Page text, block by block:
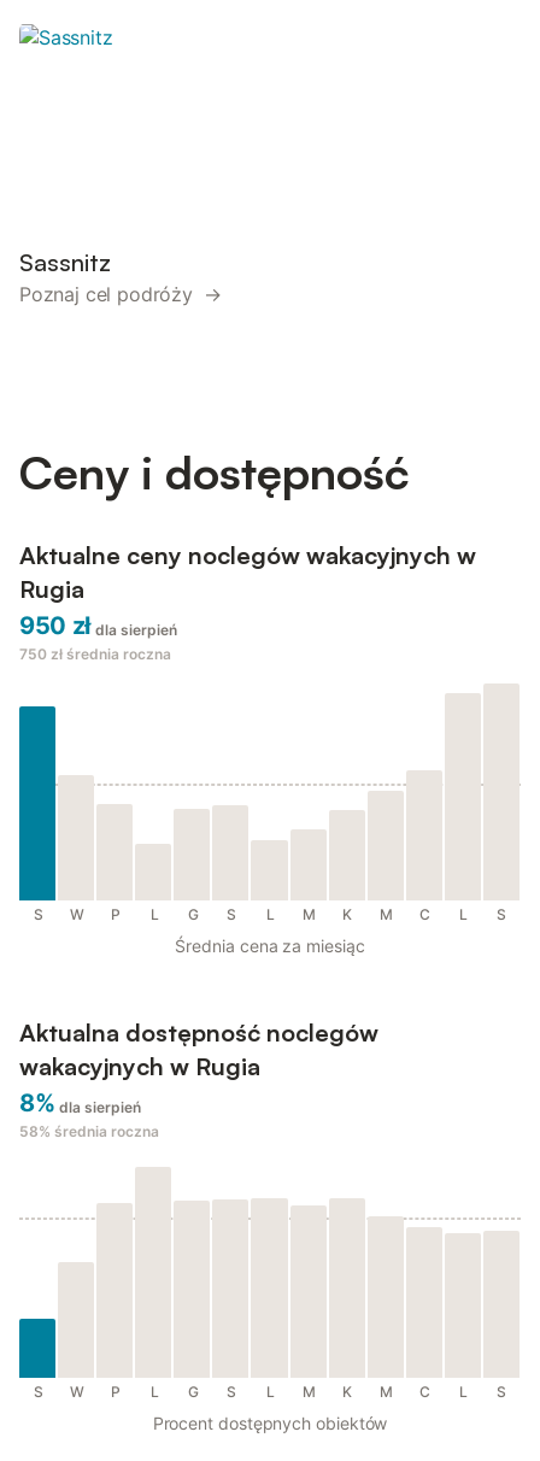
Sassnitz
Poznaj cel podróży →
Ceny i dostępność
Aktualne ceny noclegów wakacyjnych w
Rugia
950 zł dla sierpień
750 zł średnia roczna
S W P L G S L M K M C L S
Średnia cena za miesiąc
Aktualna dostępność noclegów
wakacyjnych w Rugia
8% dla sierpień
58% średnia roczna
S W P L G S L M K M C L S
Procent dostępnych obiektów